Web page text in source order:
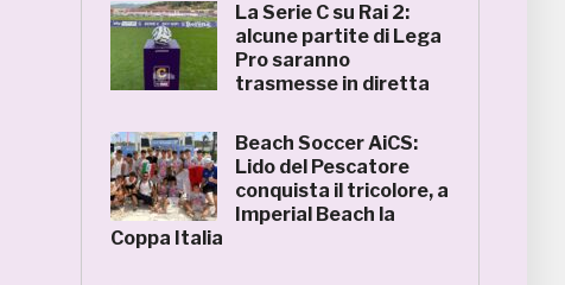
La Serie C su Rai 2:
alcune partite di Lega
Pro saranno
trasmesse in diretta
Beach Soccer AiCS:
Lido del Pescatore
conquista il tricolore, a
Imperial Beach la
Coppa Italia